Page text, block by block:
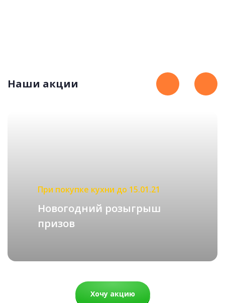
Каролина
67 000 руб.
49 452 руб.
Наши акции
При покупке кухни до 15.01.21
Новогодний розыгрыш
призов
Хочу акцию